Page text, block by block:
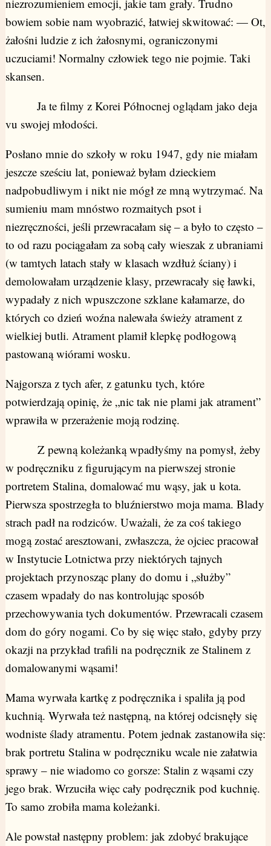
niezrozumieniem emocji, jakie tam grały. Trudno
bowiem sobie nam wyobrazić, łatwiej skwitować: — Ot,
żałośni ludzie z ich żałosnymi, ograniczonymi
uczuciami! Normalny człowiek tego nie pojmie. Taki
skansen.
Ja te filmy z Korei Północnej oglądam jako deja
vu swojej młodości.
Posłano mnie do szkoły w roku 1947, gdy nie miałam
jeszcze sześciu lat, ponieważ byłam dzieckiem
nadpobudliwym i nikt nie mógł ze mną wytrzymać. Na
sumieniu mam mnóstwo rozmaitych psot i
niezręczności, jeśli przewracałam się – a było to często –
to od razu pociągałam za sobą cały wieszak z ubraniami
(w tamtych latach stały w klasach wzdłuż ściany) i
demolowałam urządzenie klasy, przewracały się ławki,
wypadały z nich wpuszczone szklane kałamarze, do
których co dzień woźna nalewała świeży atrament z
wielkiej butli. Atrament plamił klepkę podłogową
pastowaną wiórami wosku.
Najgorsza z tych afer, z gatunku tych, które
potwierdzają opinię, że „nic tak nie plami jak atrament”
wprawiła w przerażenie moją rodzinę.
Z pewną koleżanką wpadłyśmy na pomysł, żeby
w podręczniku z figurującym na pierwszej stronie
portretem Stalina, domalować mu wąsy, jak u kota.
Pierwsza spostrzegła to bluźnierstwo moja mama. Blady
strach padł na rodziców. Uważali, że za coś takiego
mogą zostać aresztowani, zwłaszcza, że ojciec pracował
w Instytucie Lotnictwa przy niektórych tajnych
projektach przynosząc plany do domu i „służby”
czasem wpadały do nas kontrolując sposób
przechowywania tych dokumentów. Przewracali czasem
dom do góry nogami. Co by się więc stało, gdyby przy
okazji na przykład trafili na podręcznik ze Stalinem z
domalowanymi wąsami!
Mama wyrwała kartkę z podręcznika i spaliła ją pod
kuchnią. Wyrwała też następną, na której odcisnęły się
wodniste ślady atramentu. Potem jednak zastanowiła się:
brak portretu Stalina w podręczniku wcale nie załatwia
sprawy – nie wiadomo co gorsze: Stalin z wąsami czy
jego brak. Wrzuciła więc cały podręcznik pod kuchnię.
To samo zrobiła mama koleżanki.
Ale powstał następny problem: jak zdobyć brakujące